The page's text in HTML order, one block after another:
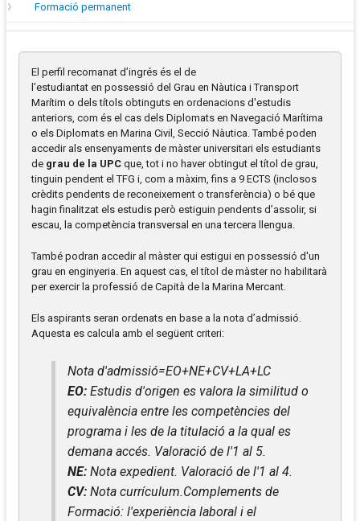
Formació permanent
El perfil recomanat d’ingrés és el de
l'estudiantat en possessió del Grau en Nàutica i Transport
Marítim o dels títols obtinguts en ordenacions d'estudis
anteriors, com és el cas dels Diplomats en Navegació Marítima
o els Diplomats en Marina Civil, Secció Nàutica. També poden
accedir als ensenyaments de màster universitari els estudiants
de grau de la UPC que, tot i no haver obtingut el títol de grau,
tinguin pendent el TFG i, com a màxim, fins a 9 ECTS (inclosos
crèdits pendents de reconeixement o transferència) o bé que
hagin finalitzat els estudis però estiguin pendents d’assolir, si
escau, la competència transversal en una tercera llengua.
També podran accedir al màster qui estigui en possessió d'un
grau en enginyeria. En aquest cas, el títol de màster no habilitarà
per exercir la professió de Capità de la Marina Mercant.
Els aspirants seran ordenats en base a la nota d’admissió.
Aquesta es calcula amb el següent criteri:
Nota d'admissió=EO+NE+CV+LA+LC
EO: Estudis d'origen es valora la similitud o
equivalència entre les competències del
programa i les de la titulació a la qual es
demana accés. Valoració de l'1 al 5.
NE: Nota expedient. Valoració de l'1 al 4.
CV: Nota currículum.Complements de
Formació: l'experiència laboral i el